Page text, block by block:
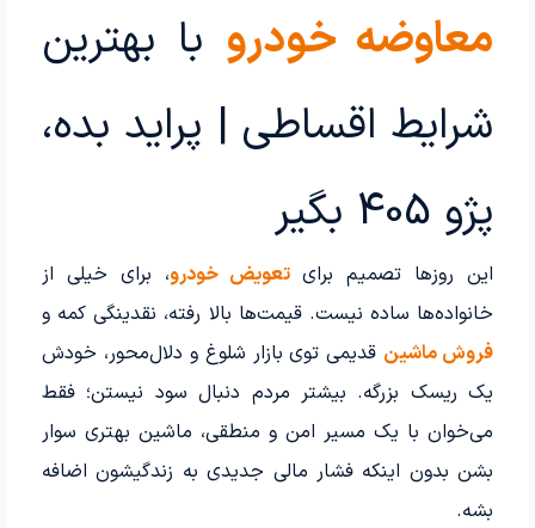
معاوضه خودرو با بهترین
شرایط اقساطی | پراید بده،
پژو 405 بگیر
این روزها تصمیم برایتعویض خودرو، برای خیلی از
خانواده‌ها ساده نیست. قیمت‌ها بالا رفته، نقدینگی کمه و
فروش ماشین قدیمی توی بازار شلوغ و دلال‌محور، خودش
یک ریسک بزرگه. بیشتر مردم دنبال سود نیستن؛ فقط
می‌خوان با یک مسیر امن و منطقی، ماشین بهتری سوار
بشن بدون اینکه فشار مالی جدیدی به زندگیشون اضافه
بشه.